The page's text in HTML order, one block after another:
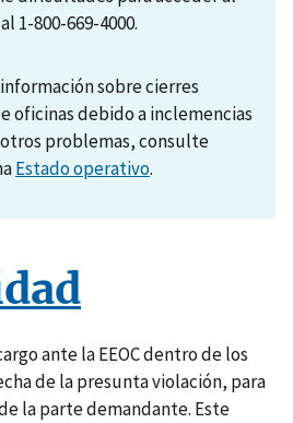
1-800-669-4000.
sobre cierres
oficinas debido a inclemencias
problemas, consulte
Estado operativo.
ante la EEOC dentro de los
de la presunta violación, para
la parte demandante. Este